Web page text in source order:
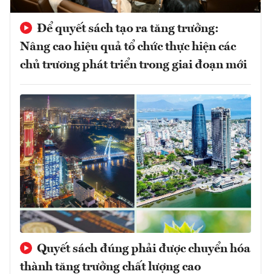
Để quyết sách tạo ra tăng trưởng:
Nâng cao hiệu quả tổ chức thực hiện các
chủ trương phát triển trong giai đoạn mới
Quyết sách đúng phải được chuyển hóa
thành tăng trưởng chất lượng cao